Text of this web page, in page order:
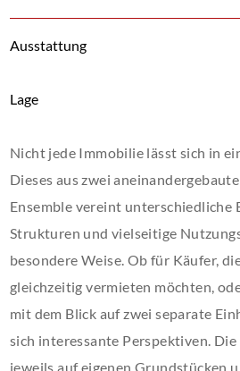
Ausstattung
Lage
Nicht jede Immobilie lässt sich in
Dieses aus zwei
Ensemble vereint unterschiedliche
Strukturen und vielseitige
besondere Weise. Ob für Käufer,
gleichzeitig vermieten möchten,
mit dem Blick auf zwei separate
sich interessante Perspektiven.
jeweils auf eigenen Grundstücken